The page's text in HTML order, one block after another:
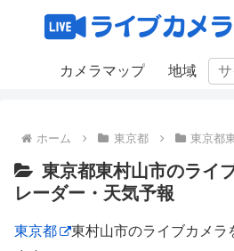
カメラマップ 地域
ホーム 東京都 東京都
東京都東村山市のライ
レーダー・天気予報
東京都
東村山市のライブカメラ